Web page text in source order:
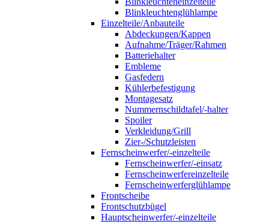
Blinkleuchtenglühlampe
Einzelteile/Anbauteile
Abdeckungen/Kappen
Aufnahme/Träger/Rahmen
Batteriehalter
Embleme
Gasfedern
Kühlerbefestigung
Montagesatz
Nummernschildtafel/-halter
Spoiler
Verkleidung/Grill
Zier-/Schutzleisten
Fernscheinwerfer/-einzelteile
Fernscheinwerfer/-einsatz
Fernscheinwerfereinzelteile
Fernscheinwerferglühlampe
Frontscheibe
Frontschutzbügel
Hauptscheinwerfer/-einzelteile